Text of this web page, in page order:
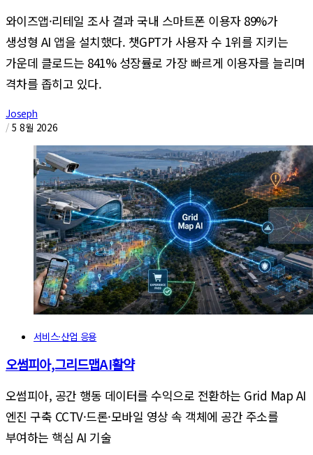
와이즈앱·리테일 조사 결과 국내 스마트폰 이용자 89%가
생성형 AI 앱을 설치했다. 챗GPT가 사용자 수 1위를 지키는
가운데 클로드는 841% 성장률로 가장 빠르게 이용자를 늘리며
격차를 좁히고 있다.
Joseph
/ 5 8월 2026
서비스·산업 응용
오썸피아,그리드맵AI활약
오썸피아, 공간 행동 데이터를 수익으로 전환하는 Grid Map AI
엔진 구축 CCTV·드론·모바일 영상 속 객체에 공간 주소를
부여하는 핵심 AI 기술